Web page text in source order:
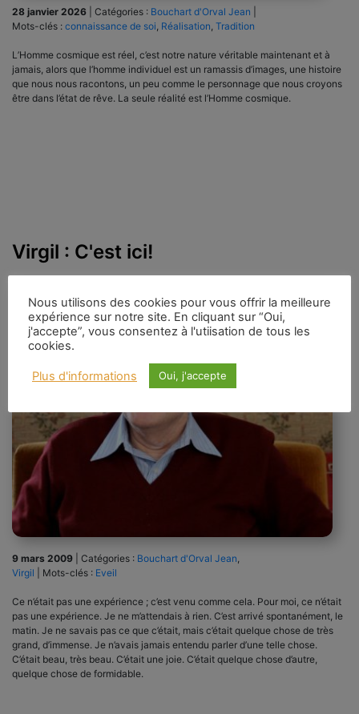
28 janvier 2026 Catégories : Bouchart d'Orval Jean
Mots-clés : connaissance de soi Réalisation Tradition
L’Homme cosmique est réel, c’est notre nature véritable maintenant et à
jamais, alors que l’homme individuel est un ramassis d’images, une histoire
que nous nous racontons, un peu comme le personnage que nous croyons
être dans l’état de rêve. La seule réalité est l’Homme cosmique.
Virgil : C'est ici!
9 mars 2009 Catégories : Bouchart d'Orval Jean,
Virgil
Mots-clés : Eveil
Ce n’était pas une expérience ; c’est venu comme cela. Pour moi, ce n’était
pas une expérience. Je ne m’attendais à rien. C’est arrivé spontanément, le
matin. Je ne savais pas ce que c’était, mais c’était quelque chose de très
grand, d’immense. Je n’avais jamais entendu parler d’une telle chose.
C’était beau, très beau. C’était une joie. C’était quelque chose d’autre,
quelque chose de formidable.
Nous utilisons des cookies pour vous offrir la meilleure
expérience sur notre site. En cliquant sur “Oui,
j'accepte”, vous consentez à l'utiisation de tous les
cookies.
Plus d'informations Oui, j'accepte